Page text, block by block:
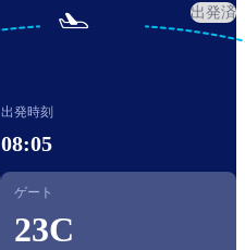
出発済

出発時刻
08:05
ゲート
23C